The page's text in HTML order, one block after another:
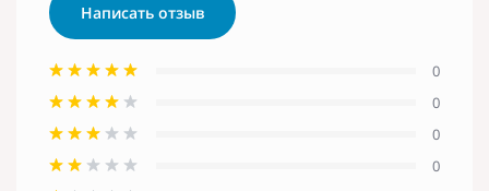
Написать отзыв
0
0
0
0